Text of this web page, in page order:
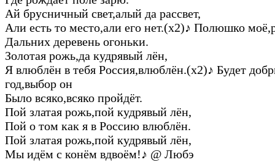
Ай брусничный свет,алый да рассвет,
Али есть то место,али его нет.(х2)♪ Полюшко
Дальних деревень огоньки.
Золотая рожь,да кудрявый лён,
Я влюблён в тебя Россия,влюблён.(х2)♪ Будет
год,выбор он
Было всяко,всяко пройдёт.
Пой златая рожь,пой кудрявый лён,
Пой о том как я в Россию влюблён.
Пой златая рожь,пой кудрявый лён,
Мы идём с конём вдвоём!♪ @ Любэ